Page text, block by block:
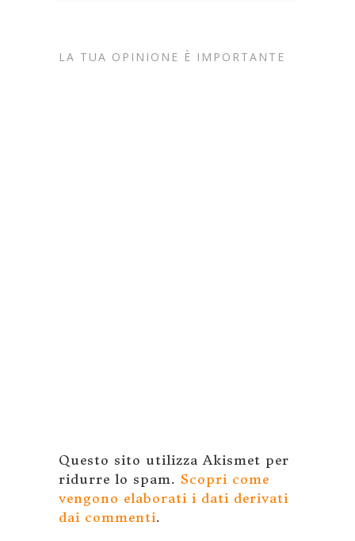
LA TUA OPINIONE È IMPORTANTE
Questo sito utilizza Akismet per
ridurre lo spam. Scopri come
vengono elaborati i dati derivati
dai commenti.